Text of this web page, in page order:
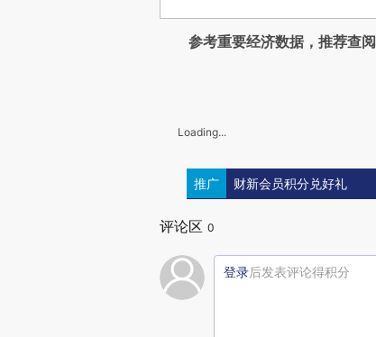
参考重要经济数据，推荐查阅
Loading...
推广 财新会员积分兑好礼
评论区 0
登录后发表评论得积分